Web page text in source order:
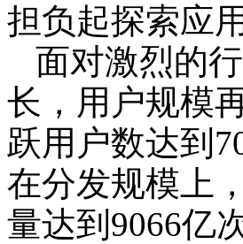
担负起探索应
面对激烈的
长，用户规模
跃用户数达到
在分发规模上
量达到9066亿